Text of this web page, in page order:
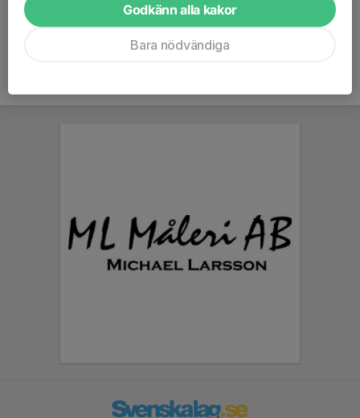
Godkänn alla kakor
Bara nödvändiga